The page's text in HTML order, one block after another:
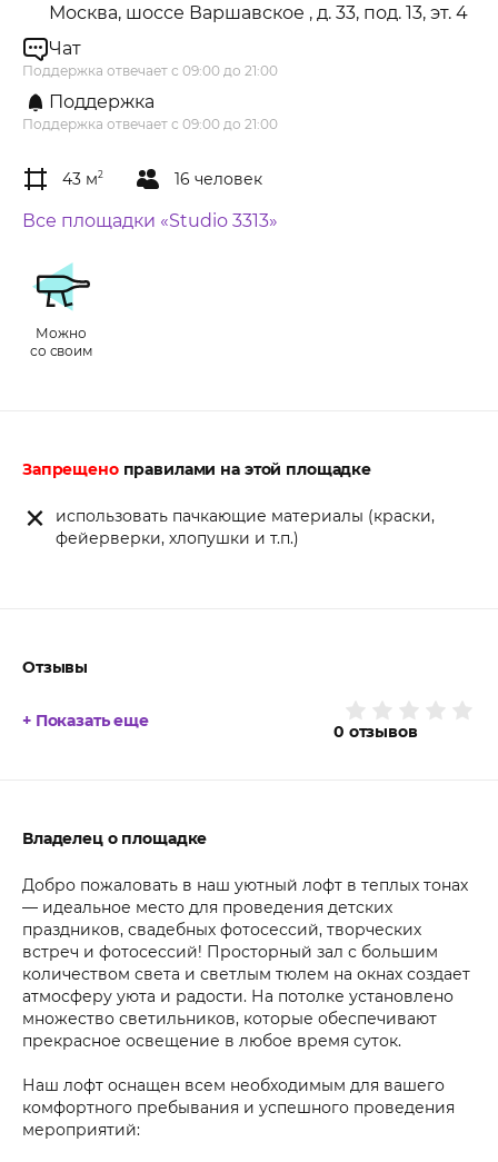
Москва, шоссе Варшавское , д. 33, под. 13, эт. 4
Чат
Поддержка отвечает с 09:00 до 21:00
Поддержка
Поддержка отвечает с 09:00 до 21:00
43 м2 16 человек
Все площадки «Studio 3313»
Можно
со своим
Запрещеноправилами на этой площадке
использовать пачкающие материалы (краски,
фейерверки, хлопушки и т.п.)
Отзывы
0 отзывов
+ Показать еще
Владелец о площадке
Добро пожаловать в наш уютный лофт в теплых тонах
— идеальное место для проведения детских
праздников, свадебных фотосессий, творческих
встреч и фотосессий! Просторный зал с большим
количеством света и светлым тюлем на окнах создает
атмосферу уюта и радости. На потолке установлено
множество светильников, которые обеспечивают
прекрасное освещение в любое время суток.
Наш лофт оснащен всем необходимым для вашего
комфортного пребывания и успешного проведения
мероприятий: